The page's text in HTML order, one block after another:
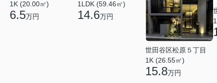
1K (20.00㎡)
6.5万円
1LDK (59.46㎡)
14.6万円
世田谷区松原５丁目
1K (26.55㎡)
15.8万円